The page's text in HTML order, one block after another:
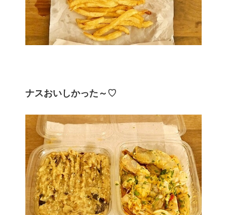
ナスおいしかった～♡